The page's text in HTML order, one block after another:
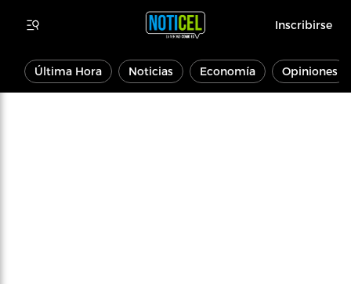
Inscribirse
Última Hora Noticias Economía Opiniones